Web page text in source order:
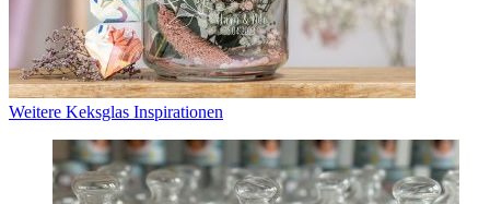
Weitere Keksglas Inspirationen